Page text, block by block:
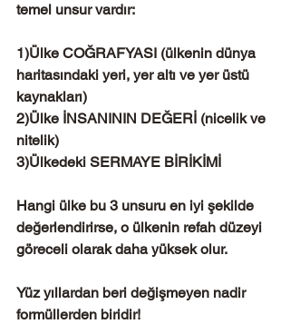
temel unsur vardır:
1)Ülke COĞRAFYASI (ülkenin dünya
haritasındaki yeri, yer altı ve yer üstü
kaynakları)
2)Ülke İNSANININ DEĞERİ (nicelik ve
nitelik)
3)Ülkedeki SERMAYE BİRİKİMİ
Hangi ülke bu 3 unsuru en iyi şekilde
değerlendirirse, o ülkenin refah düzeyi
göreceli olarak daha yüksek olur.
Yüz yıllardan beri değişmeyen nadir
formüllerden biridir!